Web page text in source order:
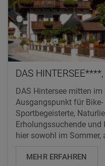
DAS
DAS Hintersee mitten
Ausgangspunkt für Bike-
Sportbegeisterte,
Erholungssuchende
hier sowohl im Sommer,
MEHR ERFAHREN